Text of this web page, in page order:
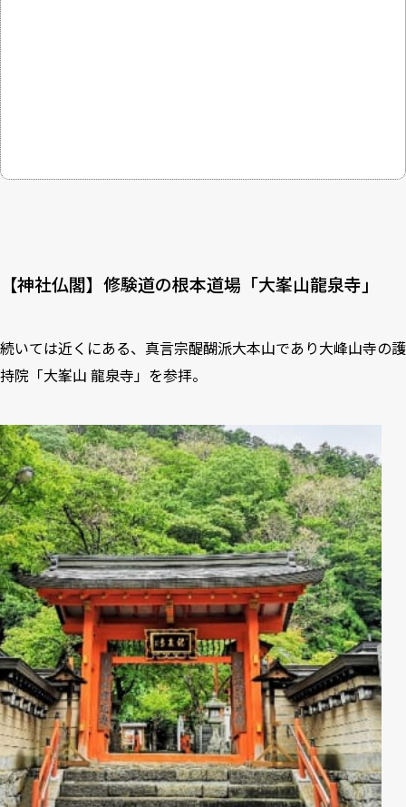
【神社仏閣】修験道の根本道場「大峯山龍泉寺」
続いては近くにある、真言宗醍醐派大本山であり大峰山寺の護
持院「大峯山 龍泉寺」を参拝。